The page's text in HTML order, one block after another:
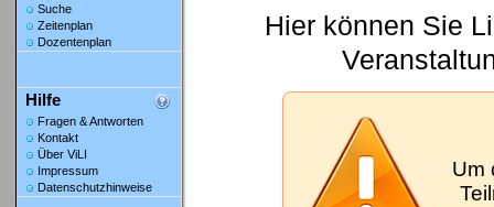
Suche
Zeitenplan
Dozentenplan
Hilfe
Fragen & Antworten
Kontakt
Über ViLI
Impressum
Datenschutzhinweise
Hier können Sie
Um